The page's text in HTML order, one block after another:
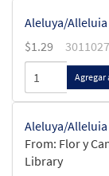
Aleluya/Alleluia
$1.29
Agregar
Aleluya/Alleluia
From: Flor y
Library